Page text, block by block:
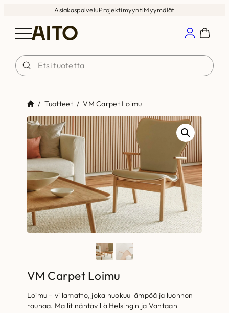
AsiakaspalveluProjektimyyntiMyymälät
/ Tuotteet / VM Carpet Loimu
VM Carpet Loimu
Loimu – villamatto, joka huokuu lämpöä ja luonnon
rauhaa. Mallit nähtävillä Helsingin ja Vantaan